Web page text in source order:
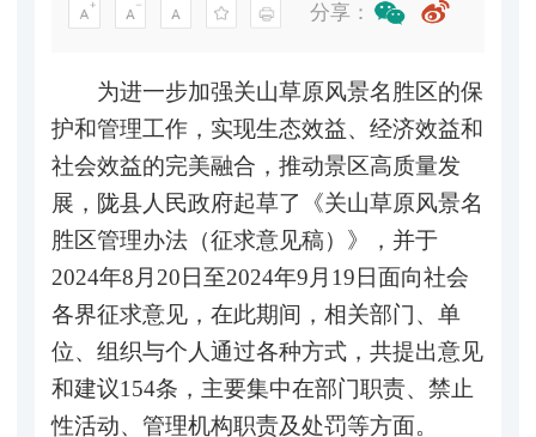
分享：
为进一步加强关山草原风景名胜区的保
护和管理工作，实现生态效益、经济效益和
社会效益的完美融合，推动景区高质量发
展，陇县人民政府起草了《关山草原风景名
胜区管理办法（征求意见稿）》，并于
2024年8月20日至2024年9月19日面向社会
各界征求意见，在此期间，相关部门、单
位、组织与个人通过各种方式，共提出意见
和建议154条，主要集中在部门职责、禁止
性活动、管理机构职责及处罚等方面。